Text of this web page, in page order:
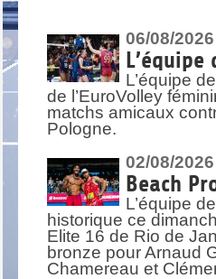
MA PETITE SPONSO
>
06/08/2026
L’équipe
L’équipe
de l’EuroVolley
matchs amicaux
Pologne.
02/08/2026
Beach
L’équipe
historique ce
Elite 16 de Rio de
bronze pour Arnaud
Chamereau et